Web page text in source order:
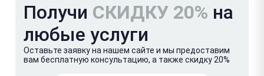
Получи СКИДКУ 20% на
любые услуги
Оставьте заявку на нашем сайте и мы предоставим
вам бесплатную консультацию, а также скидку 20%